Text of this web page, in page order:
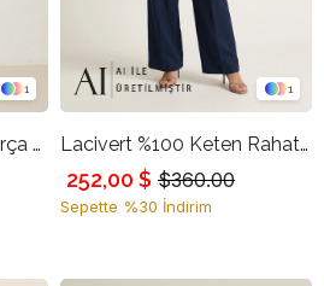
1
Mavi %100 Pamuk 2 Parça Görünümlü Bel Detaylı Kot Pantolon
1
Lacivert %100 Keten Rahat Kesim Pantolon
$360.00
252,00 $
Sepette %30 İndirim